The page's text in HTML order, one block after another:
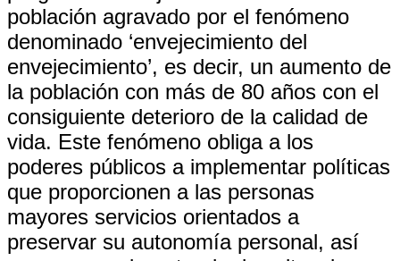
población agravado por el fenómeno
denominado ‘envejecimiento del
envejecimiento’, es decir, un aumento de
la población con más de 80 años con el
consiguiente deterioro de la calidad de
vida. Este fenómeno obliga a los
poderes públicos a implementar políticas
que proporcionen a las personas
mayores servicios orientados a
preservar su autonomía personal, así